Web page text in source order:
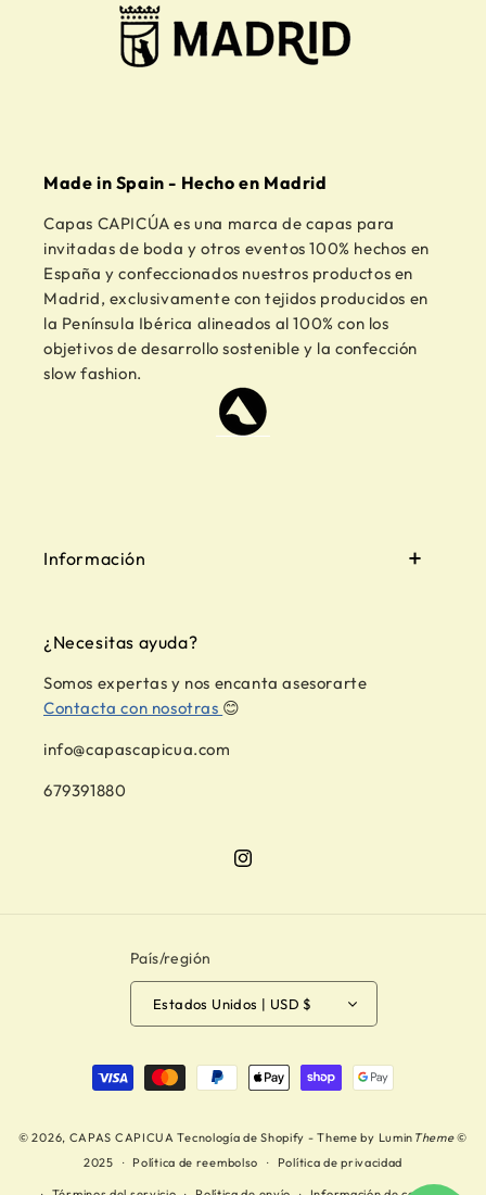
Made in Spain - Hecho en Madrid
Capas CAPICÚA es una marca de capas para
invitadas de boda y otros eventos 100% hechos en
España y confeccionados nuestros productos en
Madrid, exclusivamente con tejidos producidos en
la Península Ibérica alineados al 100% con los
objetivos de desarrollo sostenible y la confección
slow fashion.
Información
¿Necesitas ayuda?
Somos expertas y nos encanta asesorarte
Contacta con nosotras 😊
info@capascapicua.com
679391880
Instagram
País/región
Estados Unidos | USD $
© 2026, CAPAS CAPICUA Tecnología de Shopify - Theme by Lumin Theme©
2025
Política de reembolso Política de privacidad